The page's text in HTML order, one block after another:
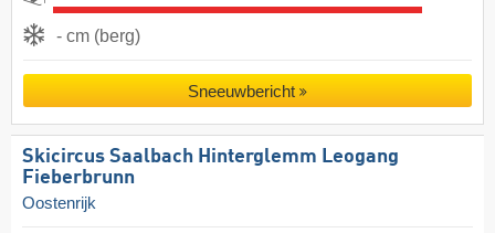
- cm (berg)
Sneeuwbericht
Skicircus Saalbach Hinterglemm Leogang
Fieberbrunn
Oostenrijk